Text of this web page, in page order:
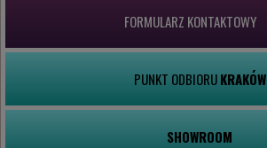
FORMULARZ KONTAKTOWY
PUNKT ODBIORUKRAKÓW
SHOWROOM